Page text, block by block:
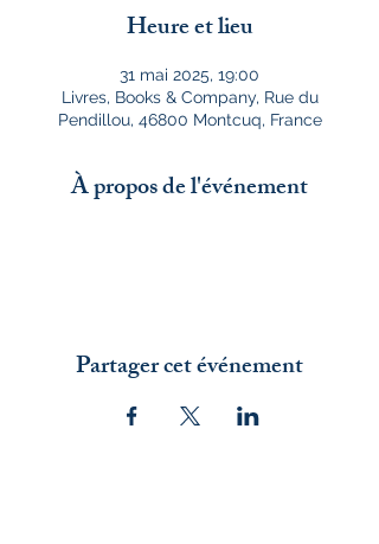
Heure et lieu
31 mai 2025, 19:00
Livres, Books & Company, Rue du
Pendillou, 46800 Montcuq, France
À propos de l'événement
Partager cet événement